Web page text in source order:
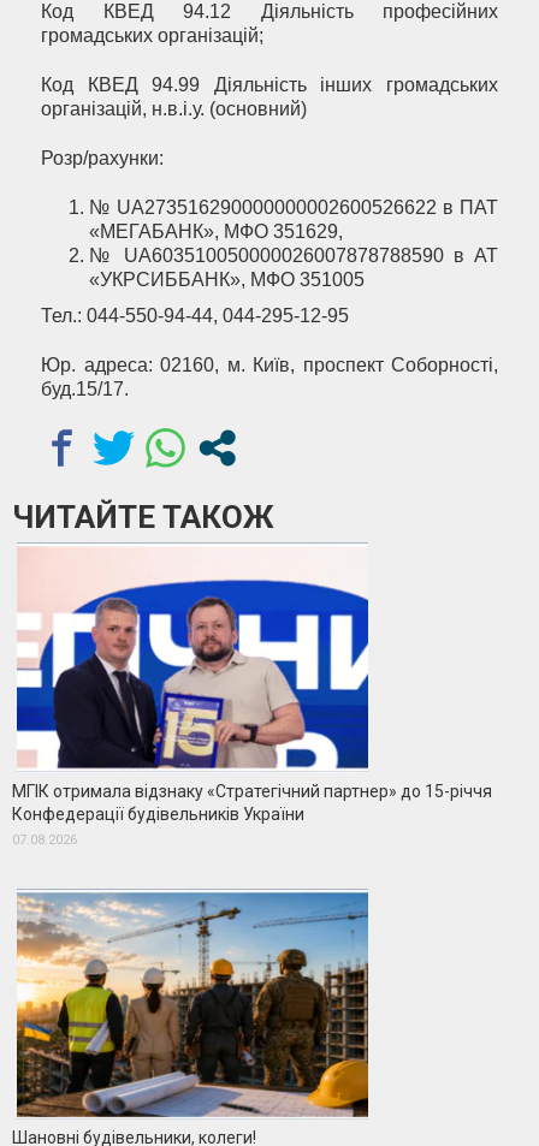
Код КВЕД 94.12 Діяльність професійних
громадських організацій;
Код КВЕД 94.99 Діяльність інших громадських
організацій, н.в.і.у. (основний)
Розр/рахунки:
№ UA273516290000000002600526622 в ПАТ
«МЕГАБАНК», МФО 351629,
№ UA603510050000026007878788590 в АТ
«УКРСИББАНК», МФО 351005
Тел.: 044-550-94-44, 044-295-12-95
Юр. адреса: 02160, м. Київ, проспект Соборності,
буд.15/17.
ЧИТАЙТЕ ТАКОЖ
МГІК отримала відзнаку «Стратегічний партнер» до 15-річчя
Конфедерації будівельників України
07.08.2026
Шановні будівельники, колеги!